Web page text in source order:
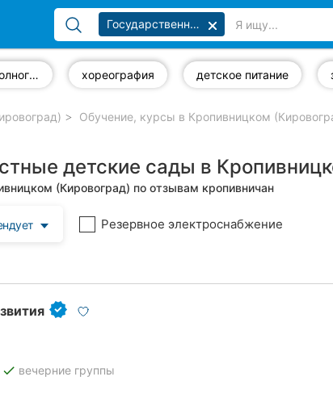
Государственные и частные детские сады
садик неполного дня хореография детское питание
Обучение, курсы в Кропивницком
детские сады в
(Кировоград) по отзывам кропивничан
Резервное электроснабжение
done вечерние группы